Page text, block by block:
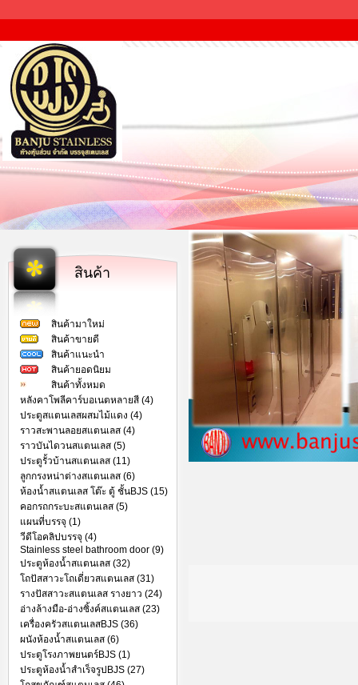
สินค้า
สินค้ามาใหม่
สินค้าขายดี
สินค้าแนะนำ
สินค้ายอดนิยม
สินค้าทั้งหมด
หลังคาโพลีคาร์บอเนตหลายสี (4)
ประตูสแตนเลสผสมไม้แดง (4)
ราวสะพานลอยสแตนเลส (4)
ราวบันไดวนสแตนเลส (5)
ประตูรั้วบ้านสแตนเลส (11)
ลูกกรงหน่าต่างสแตนเลส (6)
ห้องน้ำสแตนเลส โต๊ะ ตู้ ชั้นBJS (15)
คอกรถกระบะสแตนเลส (5)
แผนที่บรรจุ (1)
วีดีโอคลิปบรรจุ (4)
Stainless steel bathroom door (9)
ประตูห้องน้ำสแตนเลส (32)
โถปัสสาวะโถเดี่ยวสแตนเลส (31)
รางปัสสาวะสแตนเลส รางยาว (24)
อ่างล้างมือ-อ่างซิ้งค์สแตนเลส (23)
เครื่องครัวสแตนเลสBJS (36)
ผนังห้องน้ำสแตนเลส (6)
ประตูโรงภาพยนตร์BJS (1)
ประตูห้องน้ำสำเร็จรูปBJS (27)